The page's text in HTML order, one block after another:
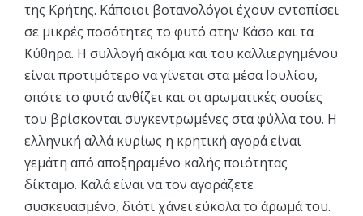
της Κρήτης. Κάποιοι βοτανολόγοι έχουν εντοπίσει
σε μικρές ποσότητες το φυτό στην Κάσο και τα
Κύθηρα. Η συλλογή ακόμα και του καλλιεργημένου
είναι προτιμότερο να γίνεται στα μέσα Ιουλίου,
οπότε το φυτό ανθίζει και οι αρωματικές ουσίες
του βρίσκονται συγκεντρωμένες στα φύλλα του. Η
ελληνική αλλά κυρίως η κρητική αγορά είναι
γεμάτη από αποξηραμένο καλής ποιότητας
δίκταμο. Καλά είναι να τον αγοράζετε
συσκευασμένο, διότι χάνει εύκολα το άρωμά του.